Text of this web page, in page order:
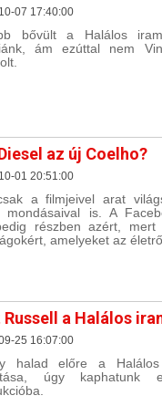
07 17:40:00
bővült a Halálos
ám ezúttal nem
az új Coelho?
01 20:51:00
a filmjeivel arat
mondásaival is. A
részben azért,
amelyeket az
Russell a Halálos
25 16:07:00
halad előre a
úgy kaphatunk